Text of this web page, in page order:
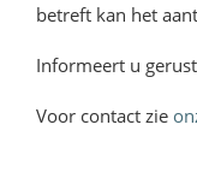
betreft kan het
Informeert u
Voor contact zie